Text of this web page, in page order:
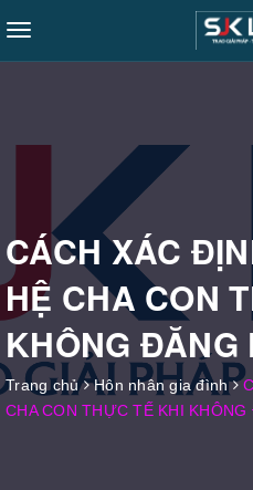
Toggle
navigation
CÁCH XÁC
HỆ CHA CON
KHÔNG ĐĂNG
Trang chủ Hôn nhân gia đình
CHA CON THỰC TẾ KHI KHÔNG